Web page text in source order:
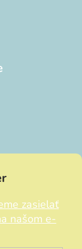
zasielať
našom e-